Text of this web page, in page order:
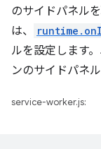
のサイドパネル
は、
ルを設定します
ンのサイドパネ
service-worker.js: